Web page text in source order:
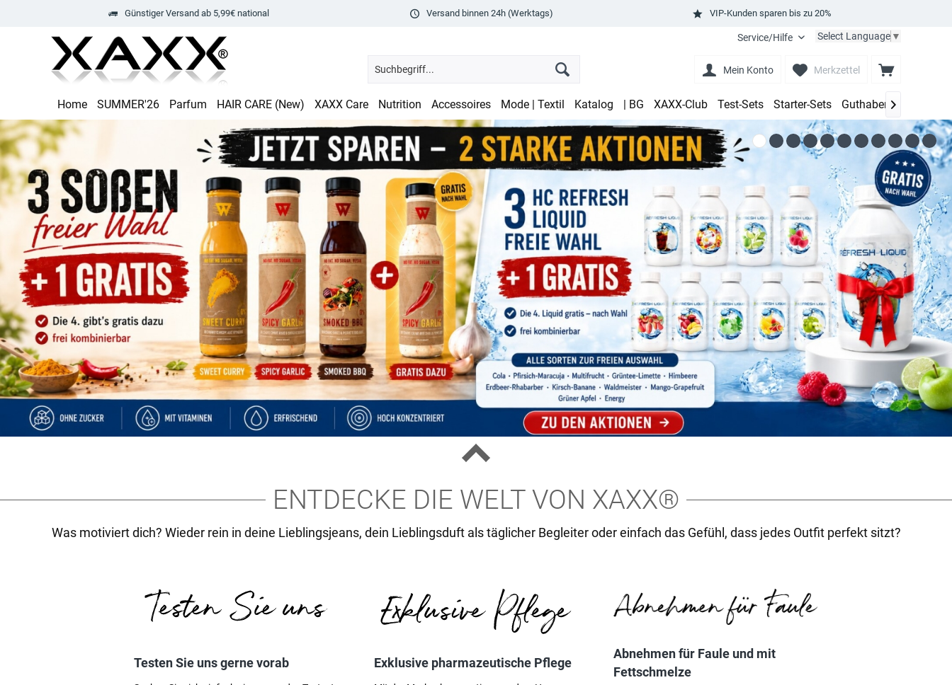
Günstiger Versand ab 5,99€ national Versand binnen 24h (Werktags) VIP-Kunden sparen bis zu 20%
Service/Hilfe Select Language ▼
Merkzettel
Mein Konto
Home SUMMER'26 Parfum HAIR CARE (New) XAXX Care Nutrition Accessoires Mode | Textil Katalog | BG XAXX-Club Test-Sets Starter-Sets Guthaben aufladen

ENTDECKE DIE WELT VON XAXX®
Was motiviert dich? Wieder rein in deine Lieblingsjeans, dein Lieblingsduft als täglicher Begleiter oder einfach das Gefühl, dass jedes Outfit perfekt sitzt?
Testen Sie uns gerne vorab Exklusive pharmazeutische Pflege
Abnehmen für Faule und mit
Fettschmelze